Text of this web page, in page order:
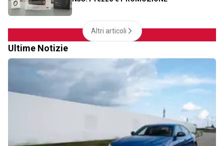
Altri articoli
Ultime Notizie